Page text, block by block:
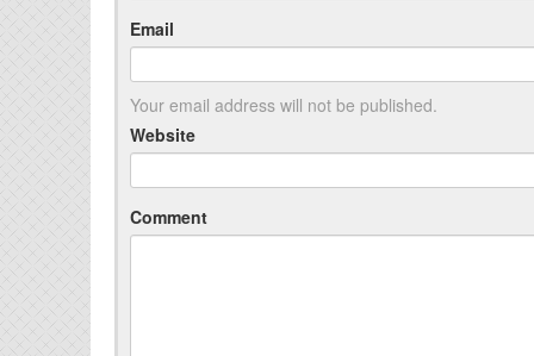
Email
Your email address will not be published.
Website
Comment